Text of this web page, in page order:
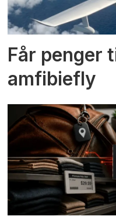
Får penger
amfibiefly